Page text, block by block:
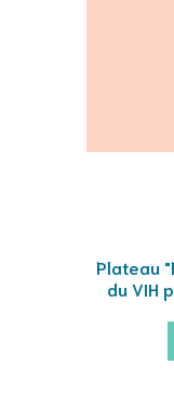
Plateau
du VIH